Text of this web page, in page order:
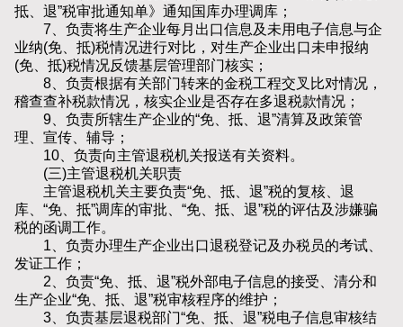
抵、退”税审批通知单》通知国库办理调库；
7、负责将生产企业每月出口信息及未用电子信息与企
业纳(免、抵)税情况进行对比，对生产企业出口未申报纳
(免、抵)税情况反馈基层管理部门核实；
8、负责根据有关部门转来的金税工程交叉比对情况，
稽查查补税款情况，核实企业是否存在多退税款情况；
9、负责所辖生产企业的“免、抵、退”清算及政策管
理、宣传、辅导；
10、负责向主管退税机关报送有关资料。
(三)主管退税机关职责
主管退税机关主要负责“免、抵、退”税的复核、退
库、“免、抵”调库的审批、“免、抵、退”税的评估及涉嫌骗
税的函调工作。
1、负责办理生产企业出口退税登记及办税员的考试、
发证工作；
2、负责“免、抵、退”税外部电子信息的接受、清分和
生产企业“免、抵、退”税审核程序的维护；
3、负责基层退税部门“免、抵、退”税电子信息审核结